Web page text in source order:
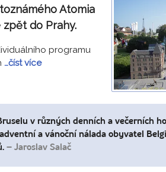
Atomia
do Prahy.
programu
…číst více
v různých denních a večerních
a vánoční nálada obyvatel
– Jaroslav Salač